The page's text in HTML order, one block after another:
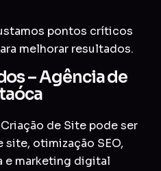
pontos críticos
melhorar resultados.
– Agência de
de Site pode ser
site, otimização SEO,
e marketing digital